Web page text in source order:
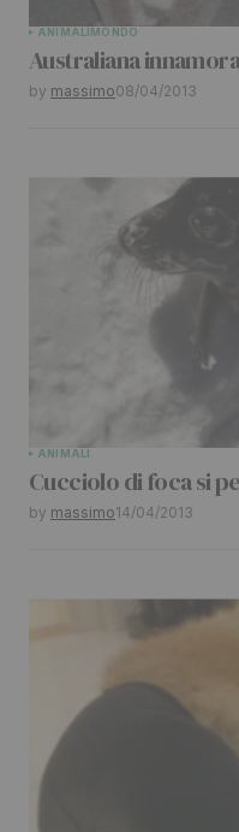
ANIMALIMONDO
Australiana
by massimo08/04/2013
ANIMALI
Cucciolo di foca si
by massimo14/04/2013